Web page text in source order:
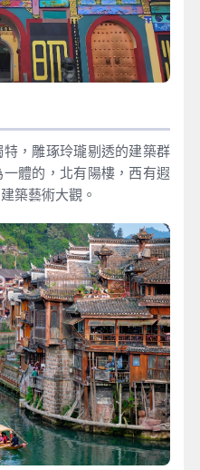
，雕琢玲瓏剔透的建築群
體的，北有陽樓，西有遐
築藝術大觀。